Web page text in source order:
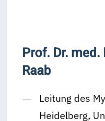
Prof. Dr.
Raab
Leitung des
Heidelberg,